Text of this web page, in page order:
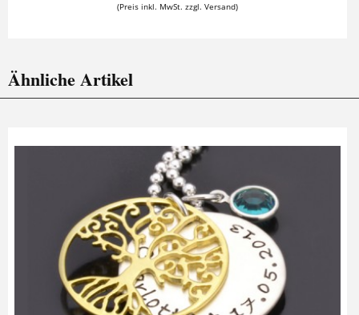
(Preis inkl. MwSt. zzgl. Versand)
Ähnliche Artikel